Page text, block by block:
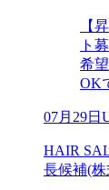
【
ト
希
OK
07月29日
HAIR
長候補(